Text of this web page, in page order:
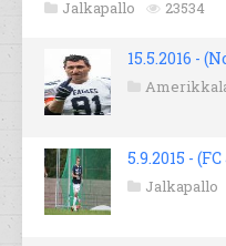
Jalkapallo 23534
15.5.2016 -
5.9.2015 -
Jalkapallo